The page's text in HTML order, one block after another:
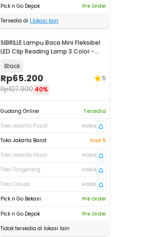
Pick n Go Depok
Pre Order
Tersedia di 1 lokasi lain
SIBRILLE Lampu Baca Mini Fleksibel
LED Clip Reading Lamp 3 Color -
Black
Rp65.200
Rp107.900 40%
5
Gudang Online
Tersedia
Toko Jakarta Pusat
Habis
Toko Jakarta Barat
Sisa 5
Toko Jakarta Utara
Habis
Toko Tangerang
Habis
Toko Cikupa
Habis
Pick n Go Bekasi
Pre Order
Pick n Go Depok
Pre Order
Tidak tersedia di lokasi lain